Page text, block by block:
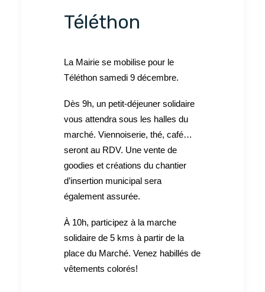
Téléthon
La Mairie se mobilise pour le
Téléthon samedi 9 décembre.
Dès 9h, un petit-déjeuner solidaire
vous attendra sous les halles du
marché. Viennoiserie, thé, café…
seront au RDV. Une vente de
goodies et créations du chantier
d’insertion municipal sera
également assurée.
À 10h, participez à la marche
solidaire de 5 kms à partir de la
place du Marché. Venez habillés de
vêtements colorés!